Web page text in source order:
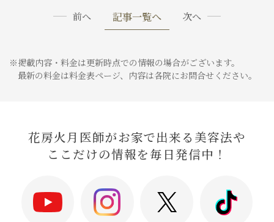
前へ 記事一覧へ 次へ
※掲載内容・料金は更新時点での情報の場合がございます。
最新の料金は料金表ページ、内容は各院にお問合せください。
花房火月医師がお家で出来る美容法や
ここだけの情報を毎日発信中！